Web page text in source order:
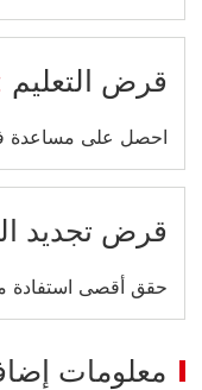
قرض التعليم
احصل على مساعدة
قرض تجديد
حقق أقصى استفادة
معلومات